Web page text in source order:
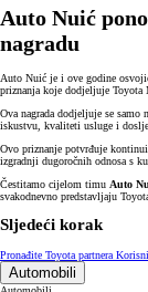
Auto Nuić
nagradu
Auto Nuić je i ove godine
priznanja koje dodjeljuje Toyota
Ova nagrada dodjeljuje se
iskustvu, kvaliteti usluge i
Ovo priznanje potvrđuje
izgradnji dugoročnih odnosa s
Čestitamo cijelom timu Auto
svakodnevno predstavljaju
Sljedeći korak
Pronađite Toyota partnera
Automobili